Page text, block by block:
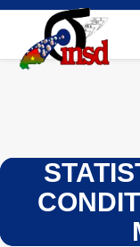
Aller
contenu
principal